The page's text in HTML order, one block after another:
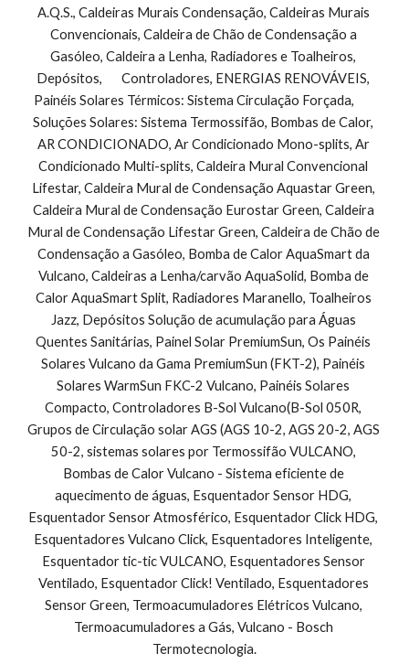
A.Q.S., Caldeiras Murais Condensação, Caldeiras Murais
Convencionais, Caldeira de Chão de Condensação a
Gasóleo, Caldeira a Lenha, Radiadores e Toalheiros,
Depósitos,       Controladores, ENERGIAS RENOVÁVEIS,
Painéis Solares Térmicos: Sistema Circulação Forçada,
Soluções Solares: Sistema Termossifão, Bombas de Calor,
AR CONDICIONADO, Ar Condicionado Mono-splits, Ar
Condicionado Multi-splits, Caldeira Mural Convencional
Lifestar, Caldeira Mural de Condensação Aquastar Green,
Caldeira Mural de Condensação Eurostar Green, Caldeira
Mural de Condensação Lifestar Green, Caldeira de Chão de
Condensação a Gasóleo, Bomba de Calor AquaSmart da
Vulcano, Caldeiras a Lenha/carvão AquaSolid, Bomba de
Calor AquaSmart Split, Radiadores Maranello, Toalheiros
Jazz, Depósitos Solução de acumulação para Águas
Quentes Sanitárias, Painel Solar PremiumSun, Os Painéis
Solares Vulcano da Gama PremiumSun (FKT-2), Painéis
Solares WarmSun FKC-2 Vulcano, Painéis Solares
Compacto, Controladores B-Sol Vulcano(B-Sol 050R,
Grupos de Circulação solar AGS (AGS 10-2, AGS 20-2, AGS
50-2, sistemas solares por Termossifão VULCANO,
Bombas de Calor Vulcano - Sistema eficiente de
aquecimento de águas, Esquentador Sensor HDG,
Esquentador Sensor Atmosférico, Esquentador Click HDG,
Esquentadores Vulcano Click, Esquentadores Inteligente,
Esquentador tic-tic VULCANO, Esquentadores Sensor
Ventilado, Esquentador Click! Ventilado, Esquentadores
Sensor Green, Termoacumuladores Elétricos Vulcano,
Termoacumuladores a Gás, Vulcano - Bosch
Termotecnologia.